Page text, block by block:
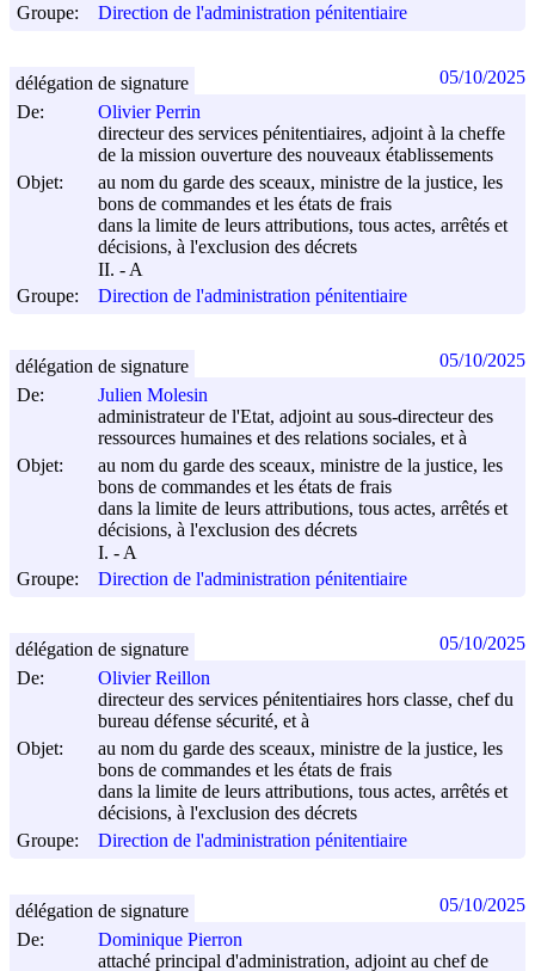
Groupe:
Direction de l'administration pénitentiaire
De:
Olivier Perrin
directeur des services pénitentiaires, adjoint à la cheffe
de la mission ouverture des nouveaux établissements
Objet:
au nom du garde des sceaux, ministre de la justice, les
bons de commandes et les états de frais
dans la limite de leurs attributions, tous actes, arrêtés et
décisions, à l'exclusion des décrets
II. - A
Groupe:
Direction de l'administration pénitentiaire
délégation de signature 05/10/2025
De:
Julien Molesin
administrateur de l'Etat, adjoint au sous-directeur des
ressources humaines et des relations sociales, et à
Objet:
au nom du garde des sceaux, ministre de la justice, les
bons de commandes et les états de frais
dans la limite de leurs attributions, tous actes, arrêtés et
décisions, à l'exclusion des décrets
I. - A
Groupe:
Direction de l'administration pénitentiaire
délégation de signature 05/10/2025
De:
Olivier Reillon
directeur des services pénitentiaires hors classe, chef du
bureau défense sécurité, et à
Objet:
au nom du garde des sceaux, ministre de la justice, les
bons de commandes et les états de frais
dans la limite de leurs attributions, tous actes, arrêtés et
décisions, à l'exclusion des décrets
Groupe:
Direction de l'administration pénitentiaire
délégation de signature 05/10/2025
De:
Dominique Pierron
attaché principal d'administration, adjoint au chef de
délégation de signature 05/10/2025